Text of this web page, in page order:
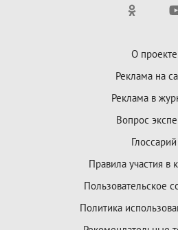
О проекте
Реклама на
Реклама в
Вопрос
Глоссарий
Правила участия в
Пользовательское
Политика